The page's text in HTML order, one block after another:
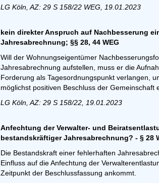
LG Köln, AZ: 29 S 158/22 WEG, 19.01.2023
kein direkter Anspruch auf Nachbesserung
Jahresabrechnung; §§ 28, 44 WEG
Will der Wohnungseigentümer
Jahresabrechnung aufstellen, muss er die
Forderung als Tagesordnungspunkt verlangen,
möglichst positiven Beschluss der Gemeinschaft
LG Köln, AZ: 29 S 158/22, 19.01.2023
Anfechtung der Verwalter- und
bestandskräftiger Jahresabrechnung? - § 28
Die Bestandskraft einer fehlerhaften
Einfluss auf die Anfechtung der
Zeitpunkt der Beschlussfassung ankommt.